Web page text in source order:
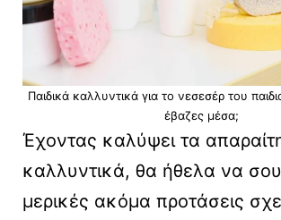
Παιδικά καλλυντικά για το νεσεσέρ του
έβαζες μέσα;
Έχοντας καλύψει τα
καλλυντικά, θα ήθελα να
μερικές ακόμα προτάσεις